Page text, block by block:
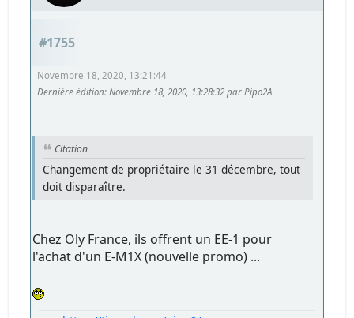
#1755
Novembre 18, 2020, 13:21:44
Dernière édition: Novembre 18, 2020, 13:28:32 par Pipo2A
Citation
Changement de propriétaire le 31 décembre, tout
doit disparaître.
Chez Oly France, ils offrent un EE-1 pour
l'achat d'un E-M1X (nouvelle promo) ...